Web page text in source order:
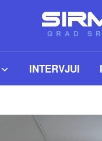
GRAD
INTERVJUI